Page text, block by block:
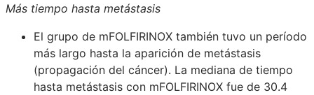
Más tiempo hasta metástasis
El grupo de mFOLFIRINOX también tuvo un período
más largo hasta la aparición de metástasis
(propagación del cáncer). La mediana de tiempo
hasta metástasis con mFOLFIRINOX fue de 30.4